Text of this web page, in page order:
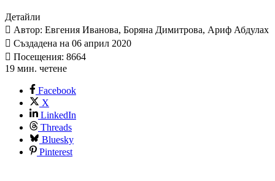
Детайли
Автор: Евгения Иванова, Боряна Димитрова, Ариф Абдулах
Създадена на 06 април 2020
Посещения: 8664
19 мин. четене
Facebook
X
LinkedIn
Threads
Bluesky
Pinterest